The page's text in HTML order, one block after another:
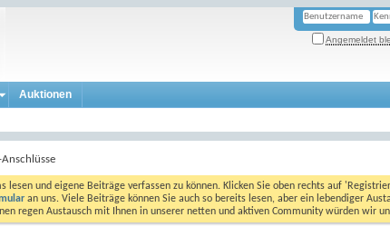
Angemeldet
Auktionen
Anschlüsse
lesen und eigene Beiträge verfassen zu können. Klicken Sie oben rechts auf
an uns. Viele Beiträge können Sie auch so bereits lesen, aber ein lebendiger
regen Austausch mit Ihnen in unserer netten und aktiven Community würden wir